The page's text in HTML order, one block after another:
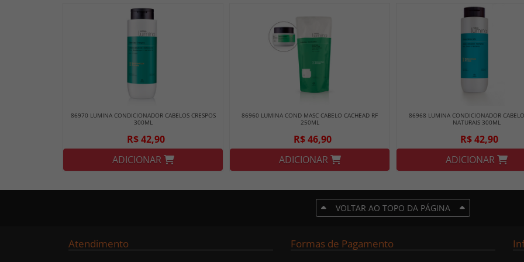
86970 LUMINA CONDICIONADOR CABELOS CRESPOS
300ML
R$ 42,90
ADICIONAR
86960 LUMINA COND MASC CABELO CACHEAD RF
250ML
R$ 46,90
ADICIONAR
86968 LUMINA CONDICIONADOR
NATURAIS 300ML
R$ 42,90
ADICIONAR
VOLTAR AO TOPO DA PÁGINA
Atendimento Formas de Pagamento